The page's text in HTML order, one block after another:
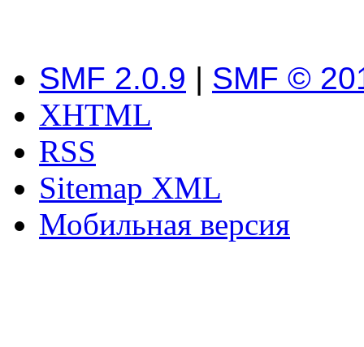
SMF 2.0.9 | SMF ©
XHTML
RSS
Sitemap XML
Мобильная версия